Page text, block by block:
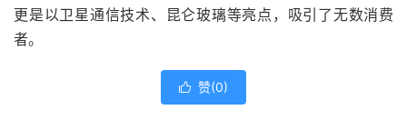
更是以卫星通信技术、昆仑玻璃等亮点，吸引了无数消费
者。
 赞(0)